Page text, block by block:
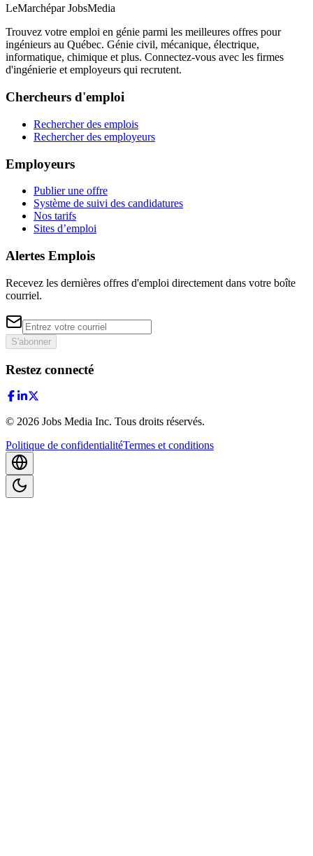
LeMarchépar JobsMedia
Trouvez votre emploi en génie parmi les meilleures offres pour
ingénieurs au Québec. Génie civil, mécanique, électrique,
informatique, chimique et plus. Connectez-vous avec les firmes
d'ingénierie et employeurs qui recrutent.
Chercheurs d'emploi
Rechercher des emplois
Rechercher des employeurs
Employeurs
Publier une offre
Système de suivi des candidatures
Nos tarifs
Sites d’emploi
Alertes Emplois
Recevez les dernières offres d'emploi directement dans votre boîte
courriel.
S'abonner
Restez connecté
© 2026 Jobs Media Inc. Tous droits réservés.
Politique de confidentialitéTermes et conditions